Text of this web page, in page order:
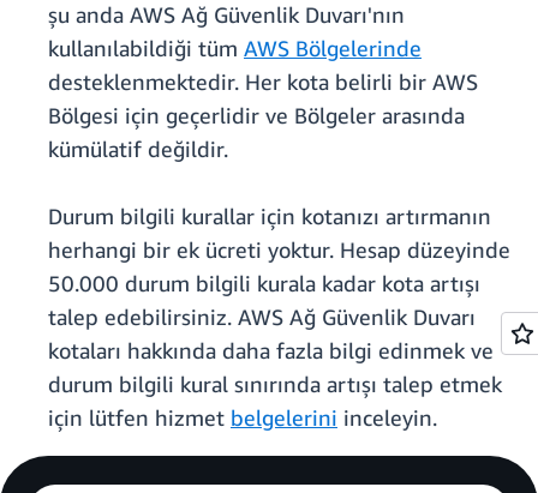
şu anda AWS Ağ Güvenlik Duvarı'nın
kullanılabildiği tüm AWS Bölgelerinde
desteklenmektedir. Her kota belirli bir AWS
Bölgesi için geçerlidir ve Bölgeler arasında
kümülatif değildir.
Durum bilgili kurallar için kotanızı artırmanın
herhangi bir ek ücreti yoktur. Hesap düzeyinde
50.000 durum bilgili kurala kadar kota artışı
talep edebilirsiniz. AWS Ağ Güvenlik Duvarı
kotaları hakkında daha fazla bilgi edinmek ve
durum bilgili kural sınırında artışı talep etmek
için lütfen hizmet belgelerini inceleyin.